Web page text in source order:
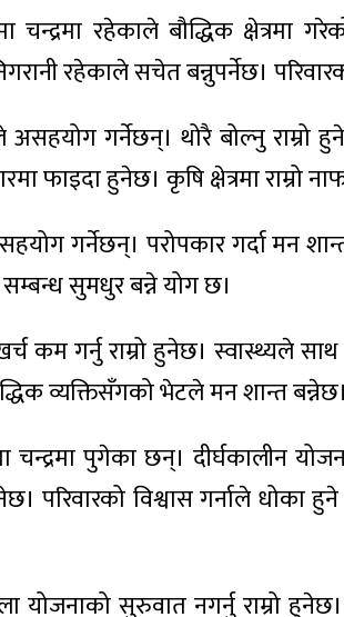
रहेकाले बौद्धिक क्षेत्रमा
रहेकाले सचेत बन्नुपर्नेछ।
असहयोग गर्नेछन्। थोरै बोल्नु
फाइदा हुनेछ। कृषि क्षेत्रमा राम्रो
गर्नेछन्। परोपकार गर्दा मन
सुमधुर बन्ने योग छ।
कम गर्नु राम्रो हुनेछ। स्वास्थ्यले
व्यक्तिसँगको भेटले मन शान्त बन्नेछ।
चन्द्रमा पुगेका छन्। दीर्घकालीन
परिवारको विश्वास गर्नाले धोका
योजनाको सुरुवात नगर्नु राम्रो